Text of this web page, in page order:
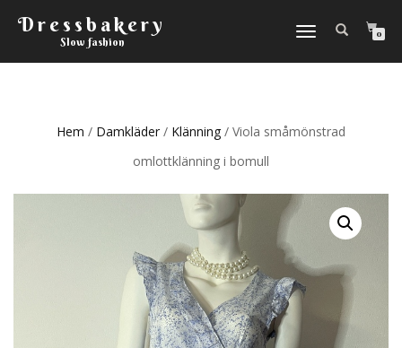
Dressbakery
Slow fashion
Slå
navigering
0
Hem / Damkläder / Klänning / Viola småmönstrad
omlottklänning i bomull